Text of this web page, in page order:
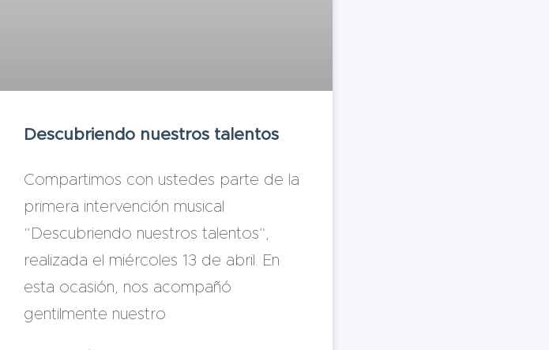
Descubriendo nuestros talentos
Compartimos con ustedes parte de la
primera intervención musical
“Descubriendo nuestros talentos”,
realizada el miércoles 13 de abril. En
esta ocasión, nos acompañó
gentilmente nuestro